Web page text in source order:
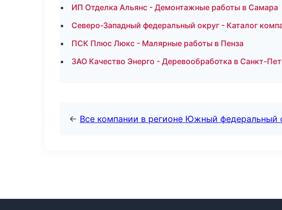
ИП Отделка Альянс - Демонтажные работы в Самара
Северо-Западный федеральный округ - Каталог
ПСК Плюс Люкс - Малярные работы в Пенза
ЗАО Качество Энерго - Деревообработка в Санкт-
← Все компании в регионе Южный федеральный